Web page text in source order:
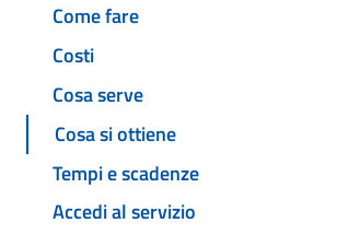
Come fare
Costi
Cosa serve
Cosa si ottiene
Tempi e scadenze
Accedi al servizio